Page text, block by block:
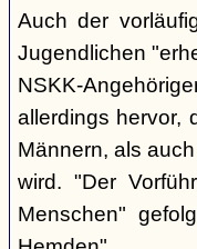
Auch der
Jugendlichen
NSKK-
allerdings hervor,
Männern, als
wird. "Der
Menschen"